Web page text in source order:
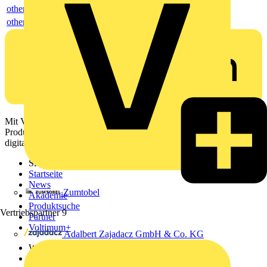
Zumtobel
Vertriebspartner 9
Adalbert Zajadacz GmbH & Co. KG
others
others
Mit Voltimum erhalten Elektrofachkräfte Zugang zu Branchennews,
Produktinformationen, Schulungen und Tools – alles auf einer
digitalen Plattform und Community.
Sitemap
Startseite
News
Akademie
Produktsuche
Partner
Voltimum+
Weitere Links